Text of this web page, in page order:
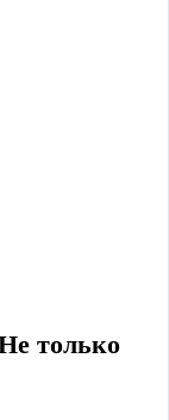
только